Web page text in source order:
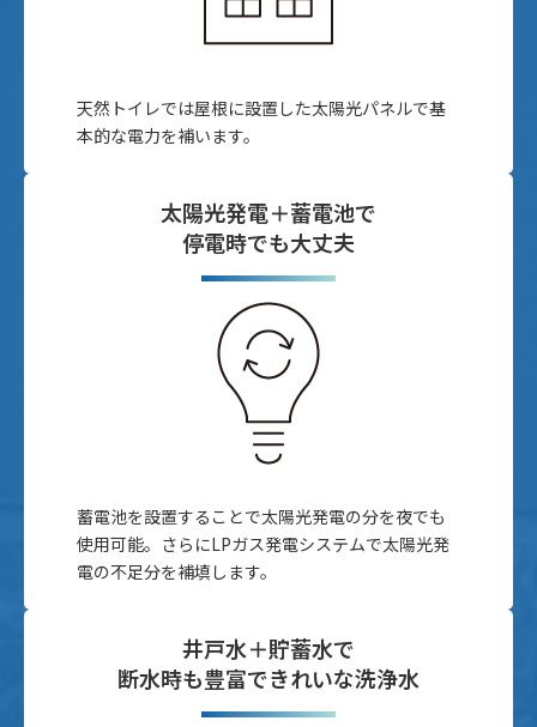
天然トイレでは屋根に設置した太陽光パネルで基
本的な電力を補います。
太陽光発電＋蓄電池で
停電時でも大丈夫
蓄電池を設置することで太陽光発電の分を夜でも
使用可能。さらにLPガス発電システムで太陽光発
電の不足分を補填します。
井戸水＋貯蓄水で
断水時も豊富できれいな洗浄水